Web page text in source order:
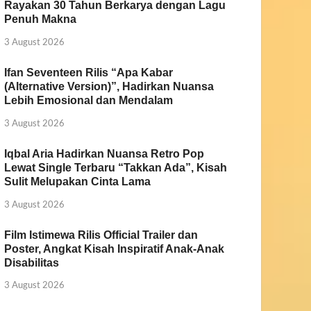
Rayakan 30 Tahun Berkarya dengan Lagu
Penuh Makna
3 August 2026
Ifan Seventeen Rilis “Apa Kabar
(Alternative Version)”, Hadirkan Nuansa
Lebih Emosional dan Mendalam
3 August 2026
Iqbal Aria Hadirkan Nuansa Retro Pop
Lewat Single Terbaru “Takkan Ada”, Kisah
Sulit Melupakan Cinta Lama
3 August 2026
Film Istimewa Rilis Official Trailer dan
Poster, Angkat Kisah Inspiratif Anak-Anak
Disabilitas
3 August 2026